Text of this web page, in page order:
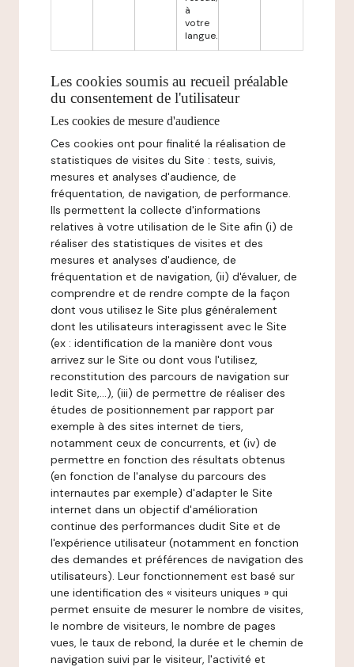
à
votre
langue.
Les cookies soumis au recueil préalable
du consentement de l'utilisateur
Les cookies de mesure d'audience
Ces cookies ont pour finalité la réalisation de
statistiques de visites du Site : tests, suivis,
mesures et analyses d'audience, de
fréquentation, de navigation, de performance.
Ils permettent la collecte d'informations
relatives à votre utilisation de le Site afin (i) de
réaliser des statistiques de visites et des
mesures et analyses d'audience, de
fréquentation et de navigation, (ii) d'évaluer, de
comprendre et de rendre compte de la façon
dont vous utilisez le Site plus généralement
dont les utilisateurs interagissent avec le Site
(ex : identification de la manière dont vous
arrivez sur le Site ou dont vous l'utilisez,
reconstitution des parcours de navigation sur
ledit Site,...), (iii) de permettre de réaliser des
études de positionnement par rapport par
exemple à des sites internet de tiers,
notamment ceux de concurrents, et (iv) de
permettre en fonction des résultats obtenus
(en fonction de l'analyse du parcours des
internautes par exemple) d'adapter le Site
internet dans un objectif d'amélioration
continue des performances dudit Site et de
l'expérience utilisateur (notamment en fonction
des demandes et préférences de navigation des
utilisateurs). Leur fonctionnement est basé sur
une identification des « visiteurs uniques » qui
permet ensuite de mesurer le nombre de visites,
le nombre de visiteurs, le nombre de pages
vues, le taux de rebond, la durée et le chemin de
navigation suivi par le visiteur, l'activité et